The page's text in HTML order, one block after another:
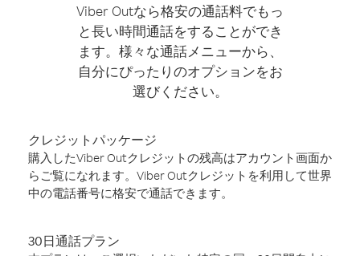
Viber Outなら格安の通話料でもっ
と長い時間通話をすることができ
ます。様々な通話メニューから、
自分にぴったりのオプションをお
選びください。
クレジットパッケージ
購入したViber Outクレジットの残高はアカウント画面か
らご覧になれます。Viber Outクレジットを利用して世界
中の電話番号に格安で通話できます。
30日通話プラン